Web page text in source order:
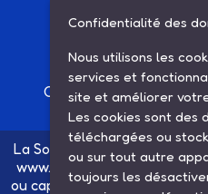
Création site Internet
La Société SARL ETS
www.ets-mauger.com, n'a
ou capitalistique avec la
Confidentialité des
Nous utilisons les
services et
site et améliorer
Les cookies sont des
téléchargées ou
ou sur tout autre
toujours les